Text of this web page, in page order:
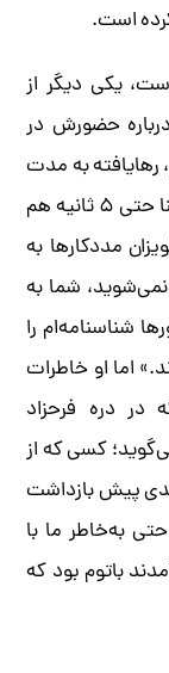
است.
یکی دیگر از
حضورش در
به مدت
۲‌سال و ۱۱ ماه به سن دخترم، فیلم درباره مینا حتی ۵ ثانیه هم
مددکار‌ها به
شما به
شناسنامه‌ام را
اما او خاطرات
دره فرحزاد
کسی که از
پیش بازداشت
به‌خاطر ما با
باتوم بود که